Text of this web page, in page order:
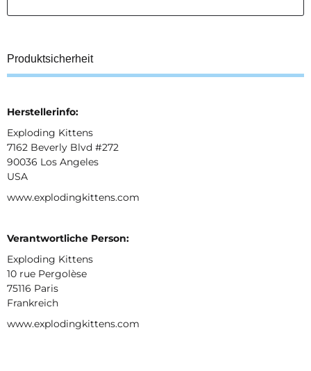
Produktsicherheit
Herstellerinfo:
Exploding Kittens
7162 Beverly Blvd #272
90036 Los Angeles
USA
www.explodingkittens.com
Verantwortliche Person:
Exploding Kittens
10 rue Pergolèse
75116 Paris
Frankreich
www.explodingkittens.com